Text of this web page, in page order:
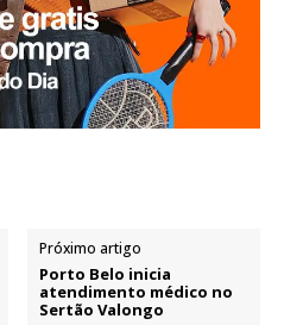
Próximo artigo
Porto Belo inicia
atendimento médico no
Sertão Valongo